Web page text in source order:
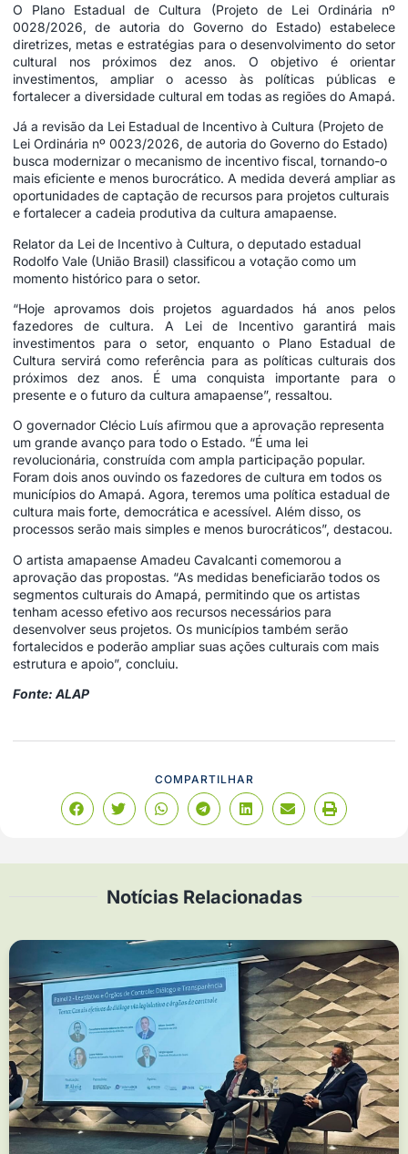
O Plano Estadual de Cultura (Projeto de Lei Ordinária nº
0028/2026, de autoria do Governo do Estado) estabelece
diretrizes, metas e estratégias para o desenvolvimento do setor
cultural nos próximos dez anos. O objetivo é orientar
investimentos, ampliar o acesso às políticas públicas e
fortalecer a diversidade cultural em todas as regiões do Amapá.
Já a revisão da Lei Estadual de Incentivo à Cultura (Projeto de
Lei Ordinária nº 0023/2026, de autoria do Governo do Estado)
busca modernizar o mecanismo de incentivo fiscal, tornando-o
mais eficiente e menos burocrático. A medida deverá ampliar as
oportunidades de captação de recursos para projetos culturais
e fortalecer a cadeia produtiva da cultura amapaense.
Relator da Lei de Incentivo à Cultura, o deputado estadual
Rodolfo Vale (União Brasil) classificou a votação como um
momento histórico para o setor.
“Hoje aprovamos dois projetos aguardados há anos pelos
fazedores de cultura. A Lei de Incentivo garantirá mais
investimentos para o setor, enquanto o Plano Estadual de
Cultura servirá como referência para as políticas culturais dos
próximos dez anos. É uma conquista importante para o
presente e o futuro da cultura amapaense”, ressaltou.
O governador Clécio Luís afirmou que a aprovação representa
um grande avanço para todo o Estado. “É uma lei
revolucionária, construída com ampla participação popular.
Foram dois anos ouvindo os fazedores de cultura em todos os
municípios do Amapá. Agora, teremos uma política estadual de
cultura mais forte, democrática e acessível. Além disso, os
processos serão mais simples e menos burocráticos”, destacou.
O artista amapaense Amadeu Cavalcanti comemorou a
aprovação das propostas. “As medidas beneficiarão todos os
segmentos culturais do Amapá, permitindo que os artistas
tenham acesso efetivo aos recursos necessários para
desenvolver seus projetos. Os municípios também serão
fortalecidos e poderão ampliar suas ações culturais com mais
estrutura e apoio”, concluiu.
Fonte: ALAP
COMPARTILHAR
Notícias Relacionadas